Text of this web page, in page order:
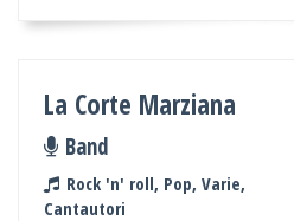
La Corte Marziana
Band
Rock 'n' roll, Pop, Varie,
Cantautori